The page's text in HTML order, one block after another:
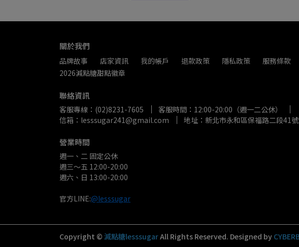
關於我們
品牌故事 店家資訊 我的帳戶 退款政策 隱私政策 服務條款
2026減點糖甜點徽章
聯絡資訊
客服專線：(02)8231-7605
客服時間：12:00-20:00（週一二公休）
信箱：lesssugar241@gmail.com
地址：新北市永和區保福路二段41
營業時間
週一、二 固定公休
週三～五 12:00-20:00
週六、日 13:00-20:00
官方LINE:@lesssugar
Copyright © 減點糖lesssugarAll Rights Reserved. Designed by